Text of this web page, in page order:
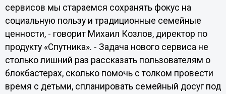
сервисов мы стараемся сохранять фокус на
социальную пользу и традиционные семейные
ценности, - говорит Михаил Козлов, директор по
продукту «Спутника». - Задача нового сервиса не
столько лишний раз рассказать пользователям о
блокбастерах, сколько помочь с толком провести
время с детьми, спланировать семейный досуг под